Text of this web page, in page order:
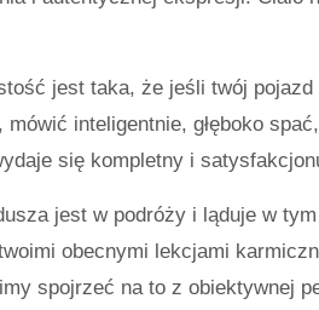
jest taka, że ​​jeśli twój pojazd
inteligentnie, głęboko
się kompletny i
jest w podróży i ląduje w
obecnymi lekcjami
spojrzeć na to z obiektywnej